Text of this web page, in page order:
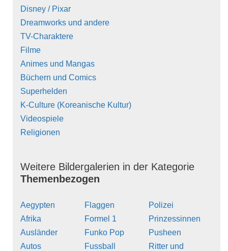
Disney / Pixar
Dreamworks und andere
TV-Charaktere
Filme
Animes und Mangas
Büchern und Comics
Superhelden
K-Culture (Koreanische Kultur)
Videospiele
Religionen
Weitere Bildergalerien in der Kategorie
Themenbezogen
Aegypten
Afrika
Ausländer
Autos
Flaggen
Formel 1
Funko Pop
Fussball
Polizei
Prinzessinnen
Pusheen
Ritter und